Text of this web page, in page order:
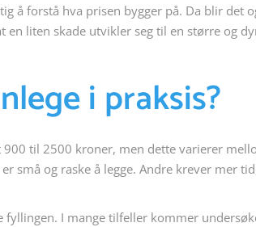
å forstå hva prisen bygger på. Da blir det
liten skade utvikler seg til en større og
i praksis?
til 2500 kroner, men dette varierer
små og raske å legge. Andre krever mer
fyllingen. I mange tilfeller kommer